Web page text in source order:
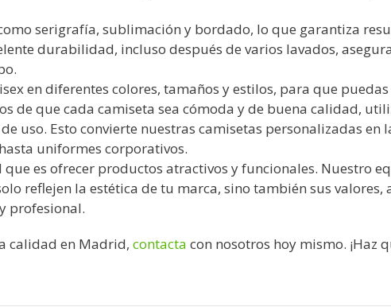
serigrafía, sublimación y bordado, lo que garantiza
durabilidad, incluso después de varios lavados,
en diferentes colores, tamaños y estilos, para que
de que cada camiseta sea cómoda y de buena calidad,
uso. Esto convierte nuestras camisetas personalizadas en
uniformes corporativos.
es ofrecer productos atractivos y funcionales. Nuestro
reflejen la estética de tu marca, sino también sus valores,
profesional.
calidad en Madrid, contacta con nosotros hoy mismo. ¡Haz